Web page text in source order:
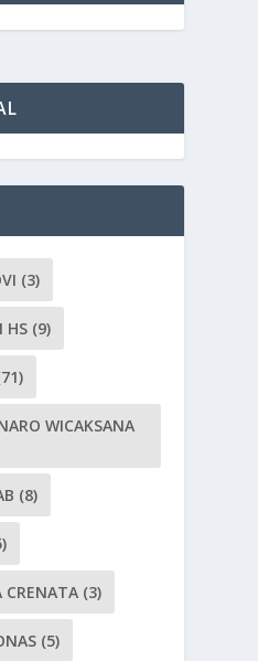
(3)
HS (9)
WICAKSANA
(8)
CRENATA (3)
(5)